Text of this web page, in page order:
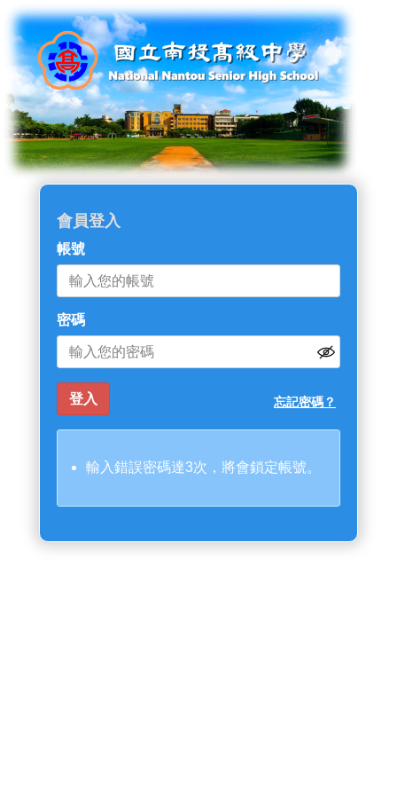
會員登入
帳號
密碼
忘記密碼？
輸入錯誤密碼達3次，將會鎖定帳號。